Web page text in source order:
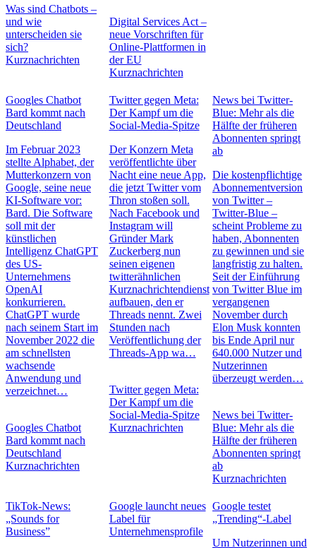
Was sind Chatbots –
und wie
unterscheiden sie
sich?
Kurznachrichten
Digital Services Act –
neue Vorschriften für
Online-Plattformen in
der EU
Kurznachrichten
Googles Chatbot
Bard kommt nach
Deutschland
Im Februar 2023
stellte Alphabet, der
Mutterkonzern von
Google, seine neue
KI-Software vor:
Bard. Die Software
soll mit der
künstlichen
Intelligenz ChatGPT
des US-
Unternehmens
OpenAI
konkurrieren.
ChatGPT wurde
nach seinem Start im
November 2022 die
am schnellsten
wachsende
Anwendung und
verzeichnet…
Googles Chatbot
Bard kommt nach
Deutschland
Kurznachrichten
Twitter gegen Meta:
Der Kampf um die
Social-Media-Spitze
Der Konzern Meta
veröffentlichte über
Nacht eine neue App,
die jetzt Twitter vom
Thron stoßen soll.
Nach Facebook und
Instagram will
Gründer Mark
Zuckerberg nun
seinen eigenen
twitterähnlichen
Kurznachrichtendienst
aufbauen, den er
Threads nennt. Zwei
Stunden nach
Veröffentlichung der
Threads-App wa…
Twitter gegen Meta:
Der Kampf um die
Social-Media-Spitze
Kurznachrichten
News bei Twitter-
Blue: Mehr als die
Hälfte der früheren
Abonnenten springt
ab
Die kostenpflichtige
Abonnementversion
von Twitter –
Twitter-Blue –
scheint Probleme zu
haben, Abonnenten
zu gewinnen und sie
langfristig zu halten.
Seit der Einführung
von Twitter Blue im
vergangenen
November durch
Elon Musk konnten
bis Ende April nur
640.000 Nutzer und
Nutzerinnen
überzeugt werden…
News bei Twitter-
Blue: Mehr als die
Hälfte der früheren
Abonnenten springt
ab
Kurznachrichten
TikTok-News:
„Sounds for
Business”
Google launcht neues
Label für
Unternehmensprofile
Google testet
„Trending“-Label
Um Nutzerinnen und